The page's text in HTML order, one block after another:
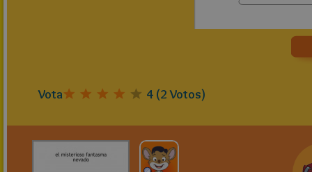
Vota 4 (2Votos)